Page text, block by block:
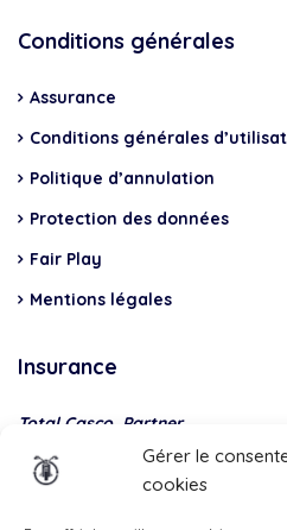
Gérer le
cookies
Conditions générales
Assurance
Conditions générales
Politique d’annulation
Protection des données
Fair Play
Mentions légales
Insurance
Total Casco, Partner